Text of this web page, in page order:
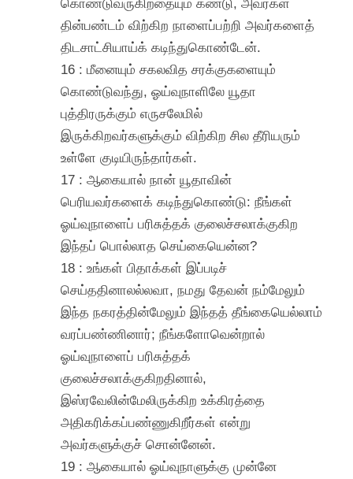
தின்பண்டம் விற்கிற நாளைப்பற்றி அவர்களைத்
திடசாட்சியாய்க் கடிந்துகொண்டேன்.
16 : மீனையும் சகலவித சரக்குகளையும்
கொண்டுவந்து, ஓய்வுநாளிலே யூதா
புத்திரருக்கும் எருசலேமில்
இருக்கிறவர்களுக்கும் விற்கிற சில தீரியரும்
உள்ளே குடியிருந்தார்கள்.
17 : ஆகையால் நான் யூதாவின்
பெரியவர்களைக் கடிந்துகொண்டு: நீங்கள்
ஓய்வுநாளைப் பரிசுத்தக் குலைச்சலாக்குகிற
இந்தப் பொல்லாத செய்கையென்ன?
18 : உங்கள் பிதாக்கள் இப்படிச்
செய்ததினாலல்லவா, நமது தேவன் நம்மேலும்
இந்த நகரத்தின்மேலும் இந்தத் தீங்கையெல்லாம்
வரப்பண்ணினார்; நீங்களோவென்றால்
ஓய்வுநாளைப் பரிசுத்தக்
குலைச்சலாக்குகிறதினால்,
இஸ்ரவேலின்மேலிருக்கிற உக்கிரத்தை
அதிகரிக்கப்பண்ணுகிறீர்கள் என்று
அவர்களுக்குச் சொன்னேன்.
19 : ஆகையால் ஓய்வுநாளுக்கு முன்னே